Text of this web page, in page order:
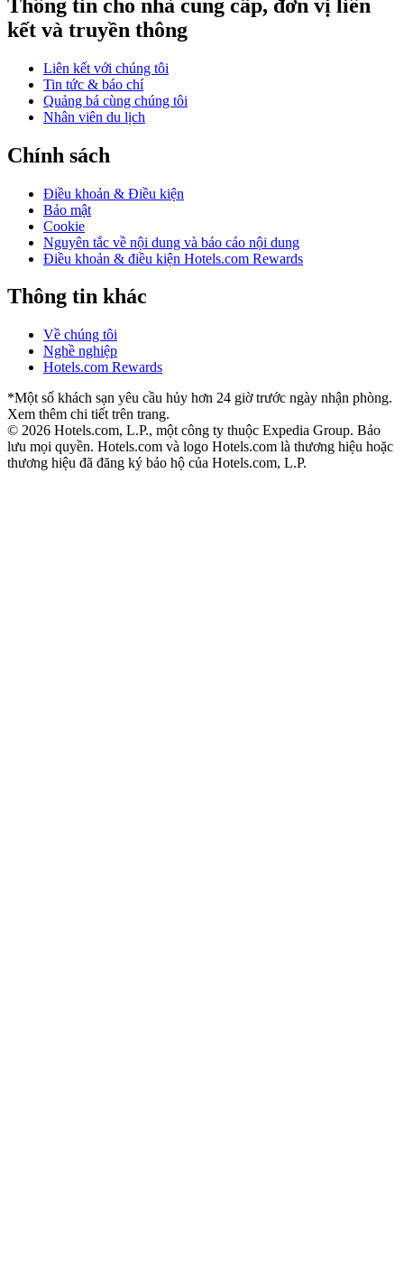
Thông tin cho nhà cung cấp, đơn vị liên
kết và truyền thông
Liên kết với chúng tôi
Tin tức & báo chí
Quảng bá cùng chúng tôi
Nhân viên du lịch
Chính sách
Điều khoản & Điều kiện
Bảo mật
Cookie
Nguyên tắc về nội dung và báo cáo nội dung
Điều khoản & điều kiện Hotels.com Rewards
Thông tin khác
Về chúng tôi
Nghề nghiệp
Hotels.com Rewards
*Một số khách sạn yêu cầu hủy hơn 24 giờ trước ngày nhận phòng.
Xem thêm chi tiết trên trang.
© 2026 Hotels.com, L.P., một công ty thuộc Expedia Group. Bảo
lưu mọi quyền. Hotels.com và logo Hotels.com là thương hiệu hoặc
thương hiệu đã đăng ký bảo hộ của Hotels.com, L.P.